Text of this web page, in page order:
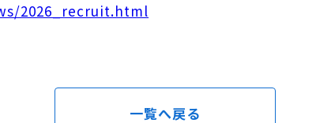
2026_recruit.html
一覧へ戻る